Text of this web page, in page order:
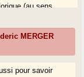
(au sens
tout ce que je peux
porter l’unique et
un choix gasconiste
de la
MERGER
pour savoir